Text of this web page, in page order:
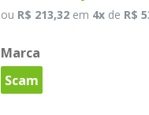
ou R$ 213,32 em 4x de R$
Marca
Scam